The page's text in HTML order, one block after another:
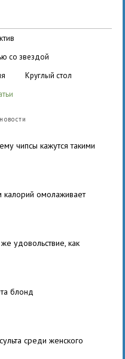
со звездой
круглый стол
чипсы кажутся такими
калорий омолаживает
удовольствие, как
блонд
среди женского